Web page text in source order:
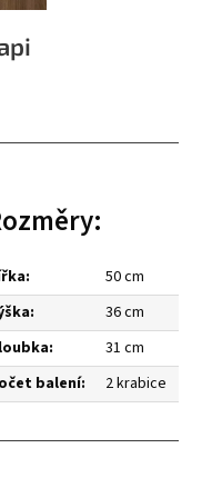
50 cm
36 cm
31 cm
balení:
2 krabice